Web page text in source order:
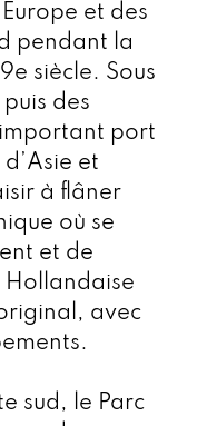
et des
pendant la
siècle. Sous
des
port
et
à flâner
où se
et de
Hollandaise
avec
sud, le Parc